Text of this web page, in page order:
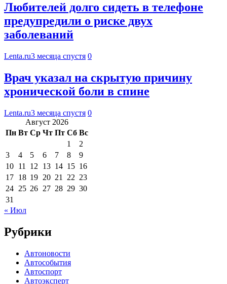
Любителей долго сидеть в телефоне
предупредили о риске двух
заболеваний
Lenta.ru3 месяца спустя 0
Врач указал на скрытую причину
хронической боли в спине
Lenta.ru3 месяца спустя 0
Август 2026
Пн Вт Ср Чт Пт Сб Вс
1
2
3
4 5 6 7 8
9
10 11 12 13 14 15 16
17 18 19 20 21 22 23
24 25 26 27 28 29 30
31
« Июл
Рубрики
Автоновости
Автособытия
Автоспорт
Автоэксперт